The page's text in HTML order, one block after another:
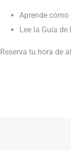
Aprende
Lee la Guía
Reserva tu hora